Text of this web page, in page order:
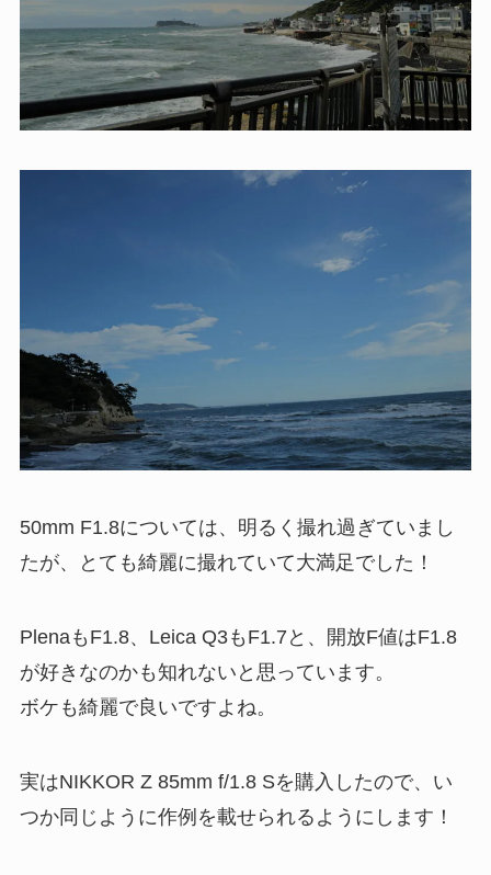
50mm F1.8については、明るく撮れ過ぎていまし
たが、とても綺麗に撮れていて大満足でした！
PlenaもF1.8、Leica Q3もF1.7と、開放F値はF1.8
が好きなのかも知れないと思っています。
ボケも綺麗で良いですよね。
実はNIKKOR Z 85mm f/1.8 Sを購入したので、い
つか同じように作例を載せられるようにします！